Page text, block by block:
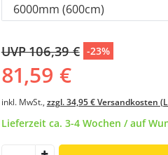
UVP 106,39 € -23%
81,59 €
inkl. MwSt., zzgl. 34,95 € Versandkosten
Lieferzeit ca. 3-4 Wochen / auf